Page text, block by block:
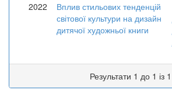
2022
Вплив стильових тенденцій
світової культури на дизайн
дитячої художньої книги
Результати 1 до 1 із 1